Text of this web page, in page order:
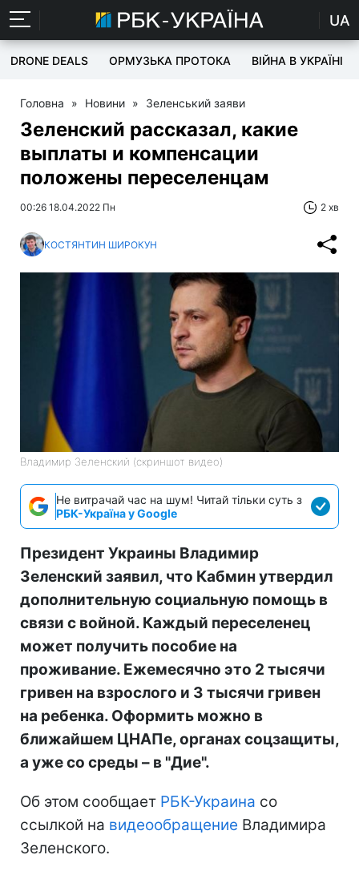
UA
DRONE DEALS ОРМУЗЬКА ПРОТОКА ВІЙНА В УКРАЇНІ
Головна » Новини » Зеленський заяви
Зеленский рассказал, какие
выплаты и компенсации
положены переселенцам
00:26 18.04.2022 Пн 2 хв
КОСТЯНТИН ШИРОКУН
Владимир Зеленский (скриншот видео)
Не витрачай час на шум! Читай тільки суть з
РБК-Україна у Google
Президент Украины Владимир
Зеленский заявил, что Кабмин утвердил
дополнительную социальную помощь в
связи с войной. Каждый переселенец
может получить пособие на
проживание. Ежемесячно это 2 тысячи
гривен на взрослого и 3 тысячи гривен
на ребенка. Оформить можно в
ближайшем ЦНАПе, органах соцзащиты,
а уже со среды – в "Дие".
Об этом сообщает РБК-Украина со
ссылкой на видеообращение Владимира
Зеленского.